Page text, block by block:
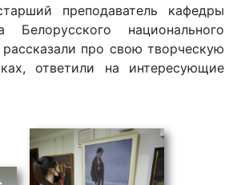
преподаватель кафедры
национального
про свою творческую
ответили на интересующие